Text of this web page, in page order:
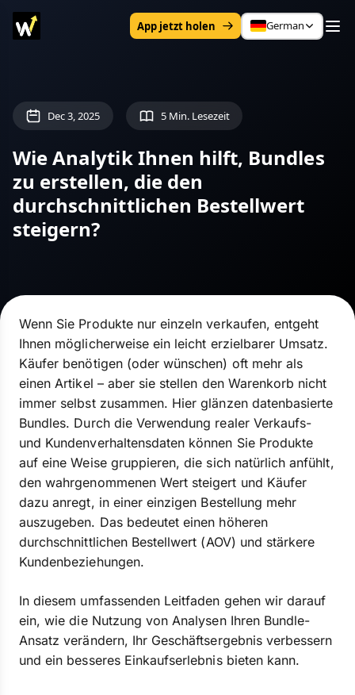
App jetzt holen German
Dec 3, 2025 5 Min. Lesezeit
Wie Analytik Ihnen hilft, Bundles
zu erstellen, die den
durchschnittlichen Bestellwert
steigern?
Wenn Sie Produkte nur einzeln verkaufen, entgeht
Ihnen möglicherweise ein leicht erzielbarer Umsatz.
Käufer benötigen (oder wünschen) oft mehr als
einen Artikel – aber sie stellen den Warenkorb nicht
immer selbst zusammen. Hier glänzen datenbasierte
Bundles. Durch die Verwendung realer Verkaufs-
und Kundenverhaltensdaten können Sie Produkte
auf eine Weise gruppieren, die sich natürlich anfühlt,
den wahrgenommenen Wert steigert und Käufer
dazu anregt, in einer einzigen Bestellung mehr
auszugeben. Das bedeutet einen höheren
durchschnittlichen Bestellwert (AOV) und stärkere
Kundenbeziehungen.
In diesem umfassenden Leitfaden gehen wir darauf
ein, wie die Nutzung von Analysen Ihren Bundle-
Ansatz verändern, Ihr Geschäftsergebnis verbessern
und ein besseres Einkaufserlebnis bieten kann.